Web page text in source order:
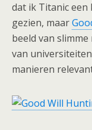
dat ik Titanic een
gezien, maar
beeld van
van
manieren